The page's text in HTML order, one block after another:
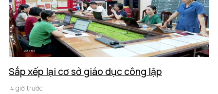
Sắp xếp lại cơ sở giáo dục công lập
4 giờ trước